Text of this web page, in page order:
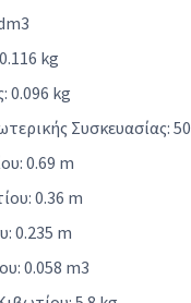
kg
0.096 kg
Συσκευασίας: 50
0.69 m
0.36 m
0.235 m
0.058 m3